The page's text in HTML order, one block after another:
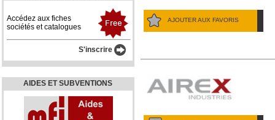
Accédez aux fiches
sociétés et catalogues
S'inscrire
AIDES ET SUBVENTIONS
AJOUTER AUX FAVORIS